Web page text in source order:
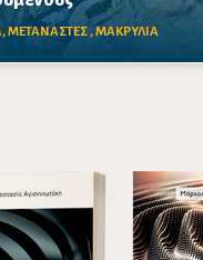
,ΜΕΤΑΝΑΣΤΕΣ ,ΜΑΚΡΥΛΙΑ
Δημοτικό Σχολείο,
νότια-νοτιοανατολικά